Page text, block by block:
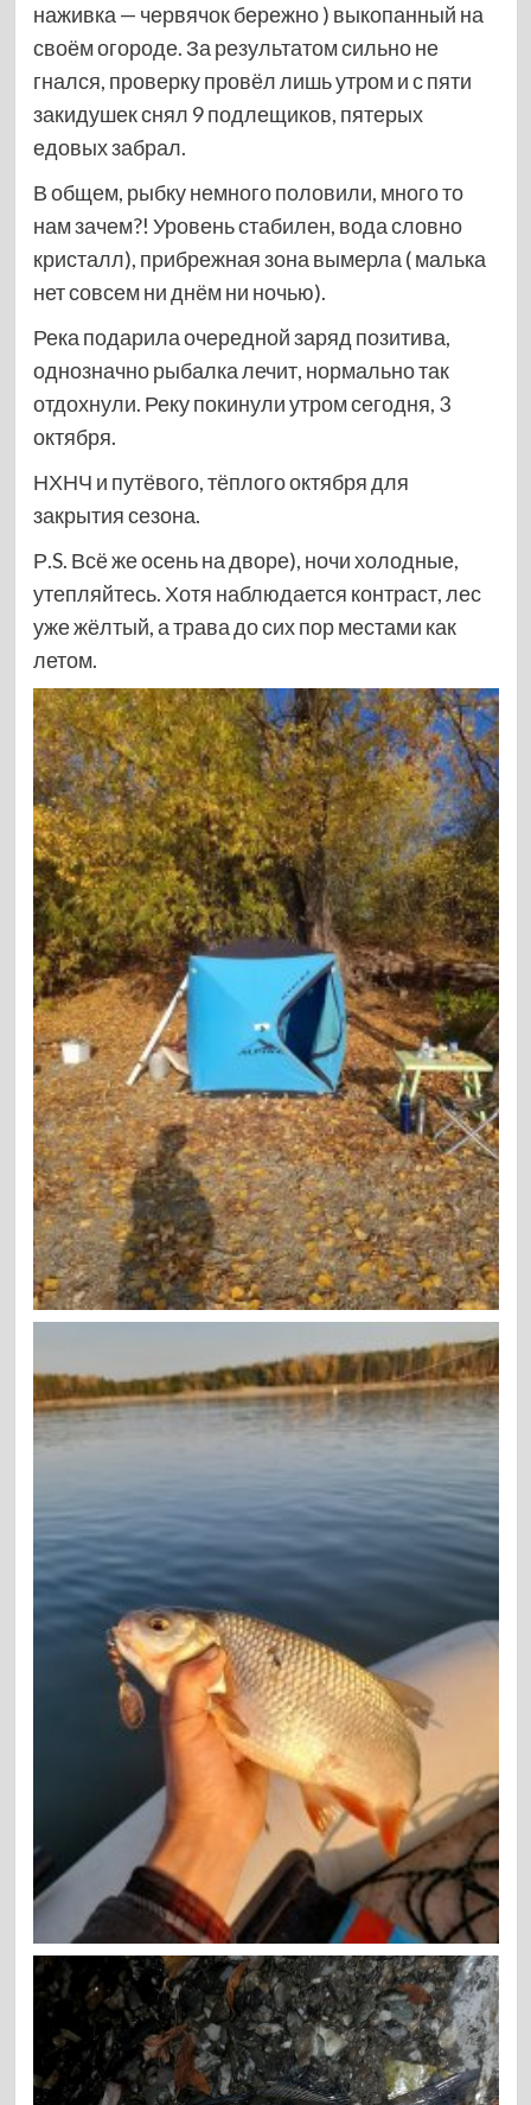
наживка — червячок бережно ) выкопанный на
своём огороде. За результатом сильно не
гнался, проверку провёл лишь утром и с пяти
закидушек снял 9 подлещиков, пятерых
едовых забрал.
В общем, рыбку немного половили, много то
нам зачем?! Уровень стабилен, вода словно
кристалл), прибрежная зона вымерла ( малька
нет совсем ни днём ни ночью).
Река подарила очередной заряд позитива,
однозначно рыбалка лечит, нормально так
отдохнули. Реку покинули утром сегодня, 3
октября.
НХНЧ и путёвого, тёплого октября для
закрытия сезона.
Р.S. Всё же осень на дворе), ночи холодные,
утепляйтесь. Хотя наблюдается контраст, лес
уже жёлтый, а трава до сих пор местами как
летом.